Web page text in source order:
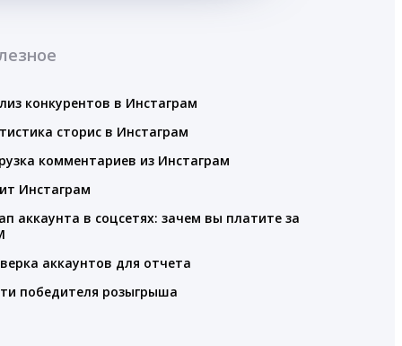
конкурентов в Инстаграм
сторис в Инстаграм
комментариев из Инстаграм
Инстаграм
аккаунта в соцсетях: зачем вы платите за
аккаунтов для отчета
победителя розыгрыша